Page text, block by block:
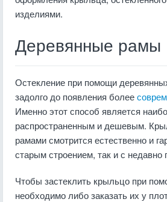
изделиями.
Деревянные рамы
Остекление при помощи
задолго до появления более
Именно этот способ является
распространенным и дешевым.
рамами смотрится естественно и
старым строением, так и с
Чтобы застеклить крыльцо при
необходимо либо заказать их у